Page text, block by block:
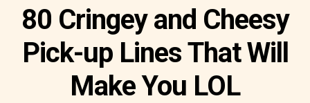
80 Cringey and Cheesy
Pick-up Lines That Will
Make You LOL